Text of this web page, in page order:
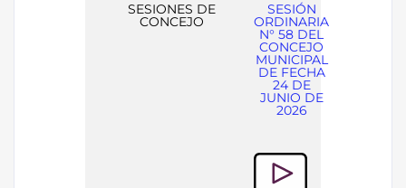
SESIONES DE
CONCEJO
SESIÓN
ORDINARIA
N° 58 DEL
CONCEJO
MUNICIPAL
DE FECHA
24 DE
JUNIO DE
2026